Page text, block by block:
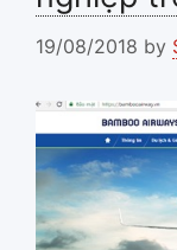
19/08/2018 by